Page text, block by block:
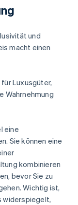
und
macht einen
Luxusgüter,
Wahrnehmung
eine
Sie können eine
kombinieren
bevor Sie zu
Wichtig ist,
widerspiegelt,